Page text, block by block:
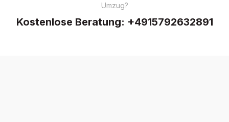
Umzug?
Kostenlose Beratung: +4915792632891